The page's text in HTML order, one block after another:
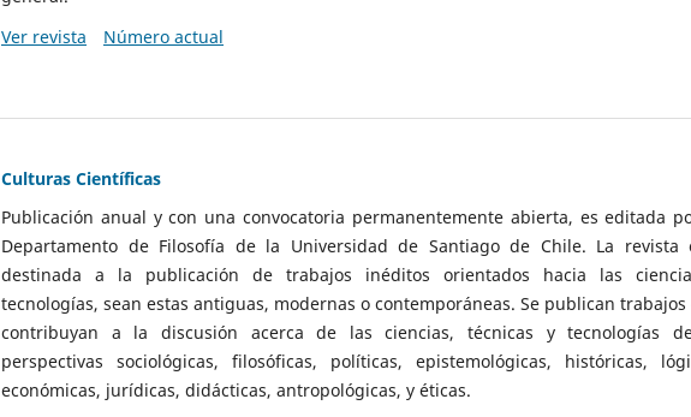
Ver revista
Número actual
Culturas Científicas
Publicación anual y con una convocatoria permanentemente abierta, es editada
Departamento de Filosofía de la Universidad de Santiago de Chile. La revista
destinada a la publicación de trabajos inéditos orientados hacia las
tecnologías, sean estas antiguas, modernas o contemporáneas. Se publican
contribuyan a la discusión acerca de las ciencias, técnicas y tecnologías
perspectivas sociológicas, filosóficas, políticas, epistemológicas, históricas,
económicas, jurídicas, didácticas, antropológicas, y éticas.